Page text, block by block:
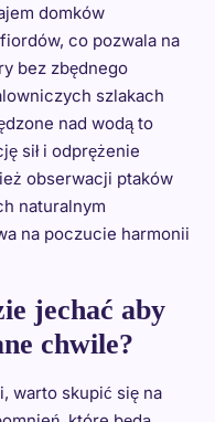
domków
co pozwala na
bez zbędnego
szlakach
nad wodą to
sił i odprężenie
obserwacji ptaków
naturalnym
na poczucie harmonii
jechać aby
chwile?
warto skupić się na